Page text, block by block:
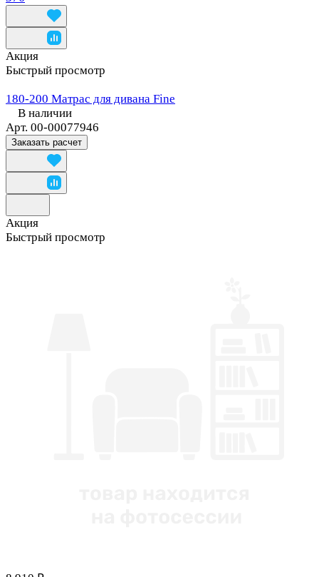
Акция
Быстрый просмотр
180-200 Матрас для дивана Fine
В наличии
Арт. 00-00077946
Заказать расчет
Акция
Быстрый просмотр